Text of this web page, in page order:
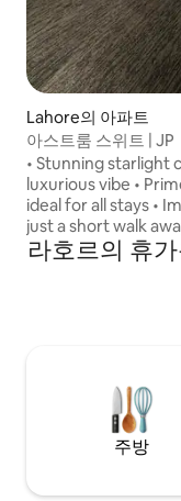
Lahore의 아파트
아스트룸 스위트 | JP
• Stunning starlight
luxurious vibe • Prime, peaceful location
ideal for all stays •
just a short walk
top eateries: McDonald’s,
Jugnu, Tim Hortons
modern apartment
라호르의 휴
주방